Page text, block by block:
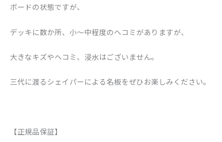
ボードの状態ですが、
デッキに数か所、小～中程度のヘコミがありますが、
大きなキズやヘコミ、浸水はございません。
三代に渡るシェイパーによる名板をぜひお楽しみください。
【正規品保証】